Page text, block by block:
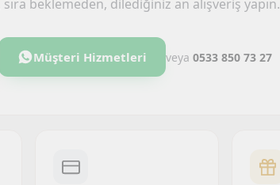
beklemeden, dilediğiniz an alışveriş yapın.
Müşteri Hizmetleri veya 0533 850 73 27